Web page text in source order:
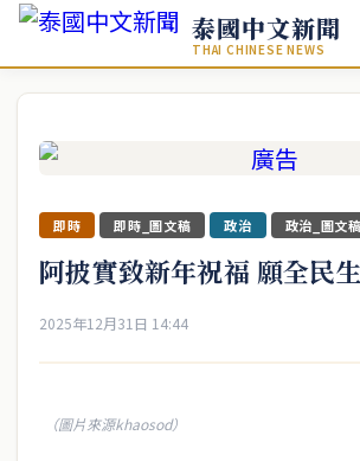
泰國中文新聞
THAI CHINESE NEWS
即時 即時_圖文稿 政治 政治_圖文稿
阿披實致新年祝福 願全民
2025年12月31日 14:44
（圖片來源khaosod）